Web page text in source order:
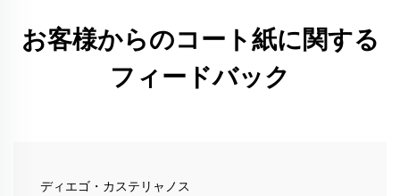
お客様からのコート紙に関する
フィードバック
ディエゴ・カステリャノス